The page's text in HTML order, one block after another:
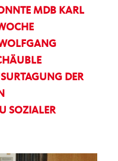
MDB KARL
R
DER A
G